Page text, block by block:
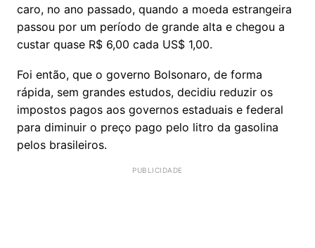
caro, no ano passado, quando a moeda estrangeira
passou por um período de grande alta e chegou a
custar quase R$ 6,00 cada US$ 1,00.
Foi então, que o governo Bolsonaro, de forma
rápida, sem grandes estudos, decidiu reduzir os
impostos pagos aos governos estaduais e federal
para diminuir o preço pago pelo litro da gasolina
pelos brasileiros.